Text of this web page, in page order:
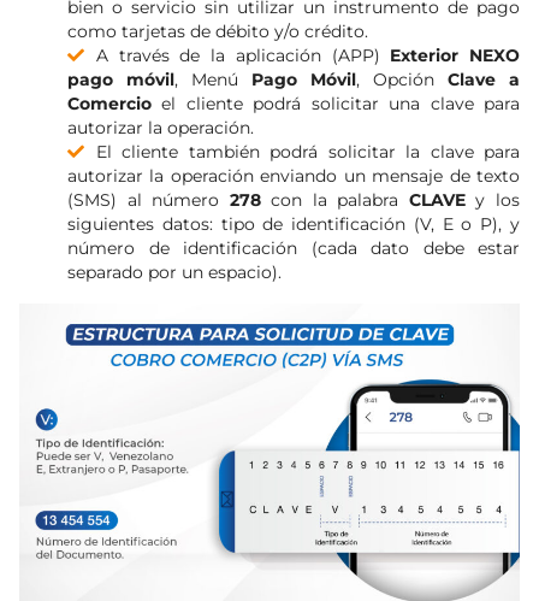
bien o servicio sin utilizar un instrumento de pago
como tarjetas de débito y/o crédito.
A través de la aplicación (APP) Exterior NEXO
pago móvil, Menú Pago Móvil, Opción Clave a
Comercio el cliente podrá solicitar una clave para
autorizar la operación.
El cliente también podrá solicitar la clave para
autorizar la operación enviando un mensaje de texto
(SMS) al número 278con la palabra CLAVEy los
siguientes datos: tipo de identificación (V, E o P), y
número de identificación (cada dato debe estar
separado por un espacio).